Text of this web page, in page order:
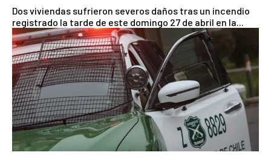
Dos viviendas sufrieron severos daños tras un incendio
registrado la tarde de este domingo 27 de abril en la...